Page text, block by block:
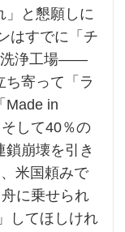
」と懇願しに
はすでに「チ
洗浄工場——
寄って「ラ
Made in
して40％の
崩壊を引き
米国頼みで
に乗せられ
してほしけれ